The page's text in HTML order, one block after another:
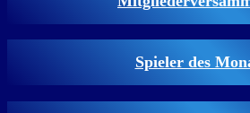
Spieler des